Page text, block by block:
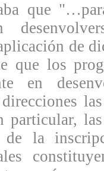
"…para
de
que los
en
particular,
la